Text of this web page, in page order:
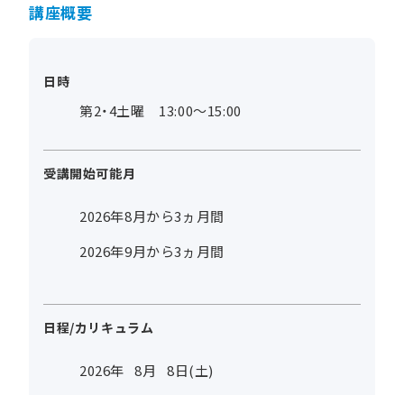
講座概要
日時
第2・4土曜 13:00～15:00
受講開始可能月
2026年8月から3ヵ月間
2026年9月から3ヵ月間
日程/カリキュラム
2026年 8月 8日(土)